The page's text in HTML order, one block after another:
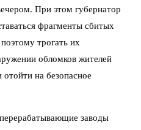
При этом губернатор
фрагменты сбитых
трогать их
обломков жителей
на безопасное
заводы